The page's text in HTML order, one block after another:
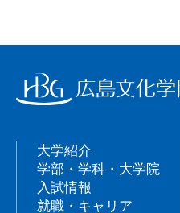
大学紹介
学部・学科・大学院
入試情報
就職・キャリア